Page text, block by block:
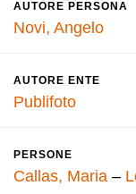
AUTORE PERSONA
Novi, Angelo
AUTORE ENTE
Publifoto
PERSONE
Callas, Maria –